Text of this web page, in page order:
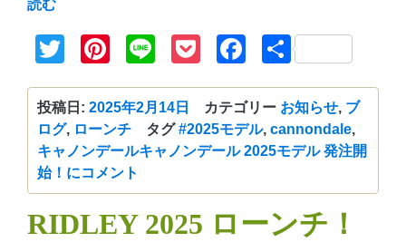
読む
TwitterPinterest
Line PocketFacebook
共
投稿日: 2025年2月14日 カテゴリー お知らせ, ブ
ログ, ローンチ タグ#2025モデル, cannondale,
キャノンデールキャノンデール 2025モデル 発注開
始！にコメント
RIDLEY 2025 ローンチ！